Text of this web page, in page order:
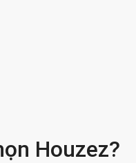
Houzez?